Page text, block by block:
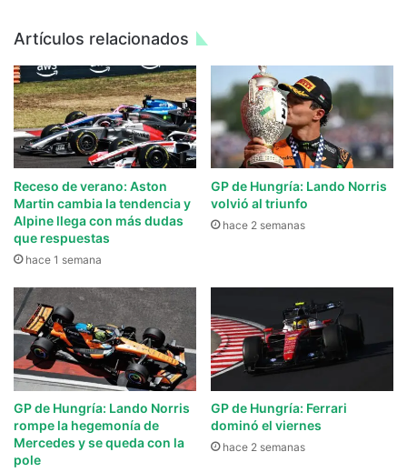
Artículos relacionados
Receso de verano: Aston
Martin cambia la tendencia y
Alpine llega con más dudas
que respuestas
hace 1 semana
GP de Hungría: Lando Norris
volvió al triunfo
hace 2 semanas
GP de Hungría: Lando Norris
rompe la hegemonía de
Mercedes y se queda con la
pole
GP de Hungría: Ferrari
dominó el viernes
hace 2 semanas